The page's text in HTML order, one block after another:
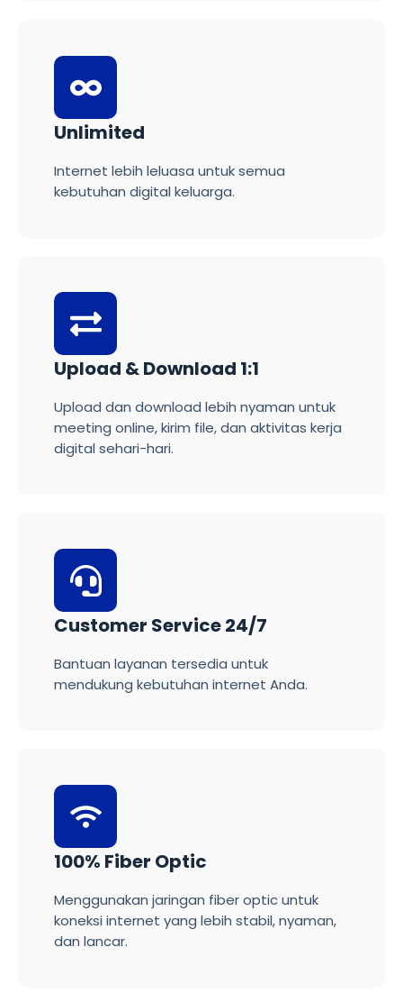
Unlimited
Internet lebih leluasa untuk semua
kebutuhan digital keluarga.
Upload & Download 1:1
Upload dan download lebih nyaman untuk
meeting online, kirim file, dan aktivitas kerja
digital sehari-hari.
Customer Service 24/7
Bantuan layanan tersedia untuk
mendukung kebutuhan internet Anda.
100% Fiber Optic
Menggunakan jaringan fiber optic untuk
koneksi internet yang lebih stabil, nyaman,
dan lancar.